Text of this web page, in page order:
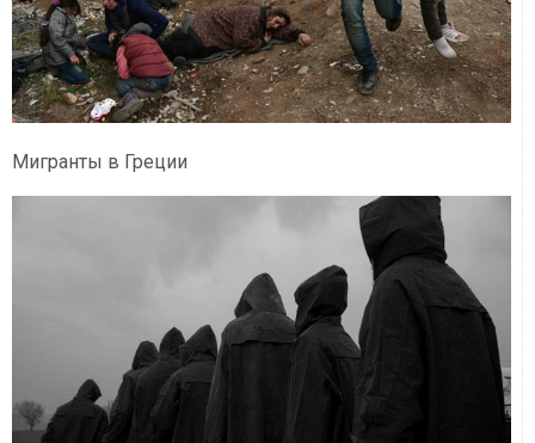
Мигранты в Греции